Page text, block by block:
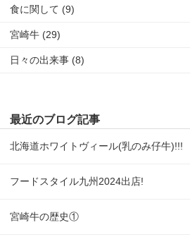
食に関して (9)
宮崎牛 (29)
日々の出来事 (8)
最近のブログ記事
北海道ホワイトヴィール(乳のみ仔牛)!!!
フードスタイル九州2024出店!
宮崎牛の歴史①